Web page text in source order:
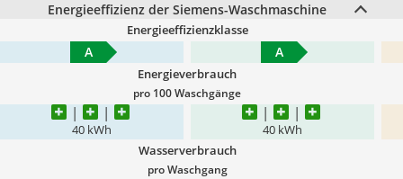
Energieeffizienz der Siemens-Waschmaschine
Energieeffizienzklasse
A A
Energieverbrauch
pro 100 Waschgänge
40 kWh 40 kWh
Wasserverbrauch
pro Waschgang